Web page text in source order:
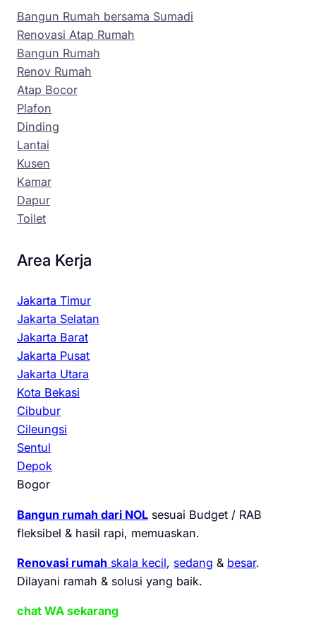
Bangun Rumah bersama Sumadi
Renovasi Atap Rumah
Bangun Rumah
Renov Rumah
Atap Bocor
Plafon
Dinding
Lantai
Kusen
Kamar
Dapur
Toilet
Area Kerja
Jakarta Timur
Jakarta Selatan
Jakarta Barat
Jakarta Pusat
Jakarta Utara
Kota Bekasi
Cibubur
Cileungsi
Sentul
Depok
Bogor
Bangun rumah dari NOL sesuai Budget / RAB
fleksibel & hasil rapi, memuaskan.
Renovasi rumah skala kecil, sedang & besar.
Dilayani ramah & solusi yang baik.
chat WA sekarang